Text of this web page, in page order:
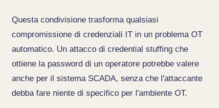
Questa condivisione trasforma qualsiasi
compromissione di credenziali IT in un problema OT
automatico. Un attacco di credential stuffing che
ottiene la password di un operatore potrebbe valere
anche per il sistema SCADA, senza che l'attaccante
debba fare niente di specifico per l'ambiente OT.